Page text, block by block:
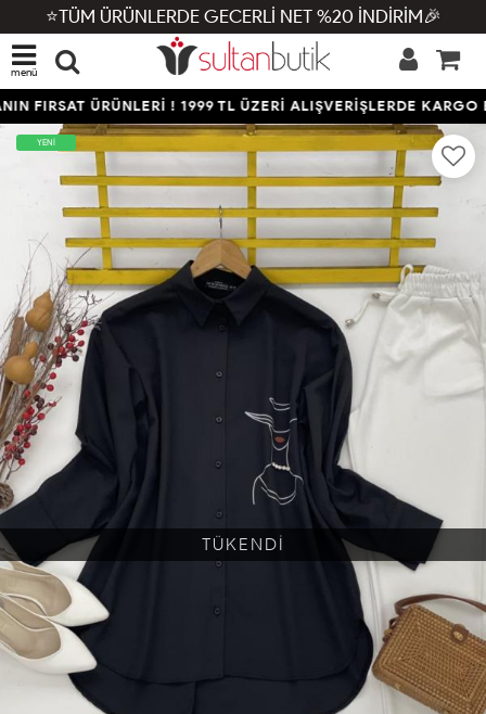
⭐TÜM ÜRÜNLERDE GECERLİ NET %20 İNDİRİM🎉
menü
FIRSAT ÜRÜNLERİ ! 1999 TL ÜZERİ ALIŞVERİŞLERDE KARGO
TÜKENDİ
YENİ